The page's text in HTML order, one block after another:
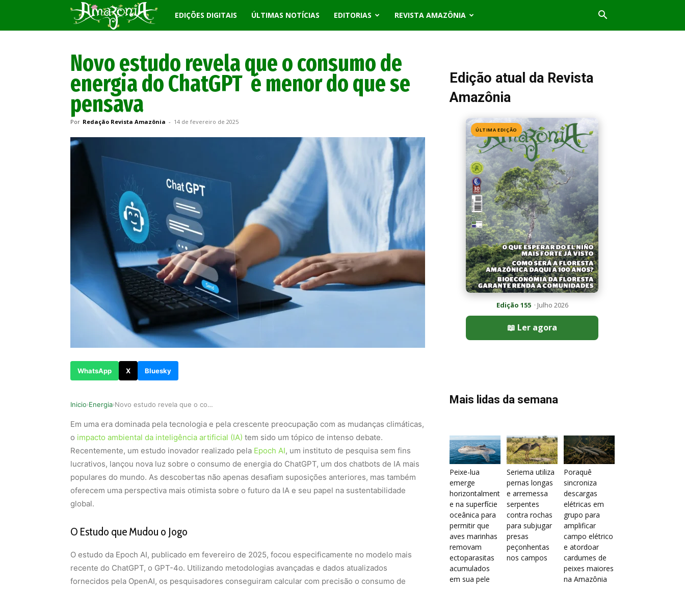
Revista
EDIÇÕES DIGITAIS ÚLTIMAS NOTÍCIAS EDITORIAS REVISTA AMAZÔNIA
Novo estudo revela que o consumo de
energia do ChatGPT é menor do que se
pensava
Por Redação Revista Amazônia - 14 de fevereiro de 2025
WhatsApp X Bluesky
Inicio›Energia› Novo estudo revela que o consumo de energia do …
Em uma era dominada pela tecnologia e pela crescente preocupação com as mudanças climáticas,
o impacto ambiental da inteligência artificial (IA) tem sido um tópico de intenso debate.
Recentemente, um estudo inovador realizado pela Epoch AI, um instituto de pesquisa sem fins
lucrativos, lançou nova luz sobre o consumo de energia do ChatGPT, um dos chatbots de IA mais
populares do mundo. As descobertas não apenas desafiam suposições anteriores, mas também
oferecem uma perspectiva mais otimista sobre o futuro da IA e seu papel na sustentabilidade
global.
O Estudo que Mudou o Jogo
O estudo da Epoch AI, publicado em fevereiro de 2025, focou especificamente no modelo mais
recente do ChatGPT, o GPT-4o. Utilizando metodologias avançadas e dados atualizados
fornecidos pela OpenAI, os pesquisadores conseguiram calcular com precisão o consumo de
Edição atual da Revista
Amazônia
ÚLTIMA EDIÇÃO
Edição 155· Julho 2026
📖 Ler agora
Mais lidas da semana
Peixe-lua
emerge
horizontalment
e na superfície
oceânica para
permitir que
aves marinhas
removam
ectoparasitas
acumulados
em sua pele
Seriema utiliza
pernas longas
e arremessa
serpentes
contra rochas
para subjugar
presas
peçonhentas
nos campos
Poraquê
sincroniza
descargas
elétricas em
grupo para
amplificar
campo elétrico
e atordoar
cardumes de
peixes maiores
na Amazônia